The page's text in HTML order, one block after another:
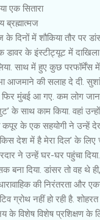
एक सितारा
के दिनों में शौकिया तौर पर
डावर के इंस्टीट्यूट में
साथ में हुए कुछ परफॉर्मेंस
आजमाने की सलाह दे दी.
मुंबई आ गए. कम लोग
के साथ काम किया. वहां
कपूर के एक सहयोगी ने उन्हें
देश में है मेरा दिल’ के लिए
ने उन्हें घर-घर पहुंचा
बना दिया. डांसर तो वह थे
धारावाहिक की निरंतरता
ग्रोथ नहीं हो रही है.
के विशेष विशेष प्रशिक्षण के